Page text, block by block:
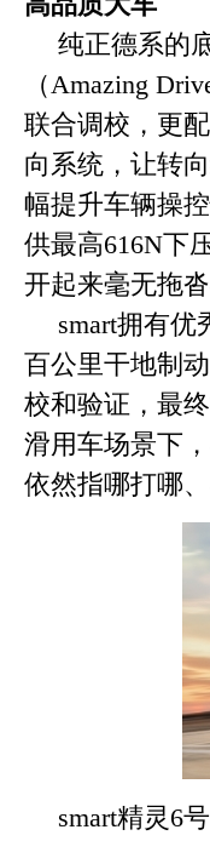
纯正德系的
（Amazing
联合调校，更
向系统，让转
幅提升车辆操
供最高616N下
开起来毫无拖
smart拥有
百公里干地制
校和验证，最
滑用车场景下
依然指哪打哪、
smart精灵6